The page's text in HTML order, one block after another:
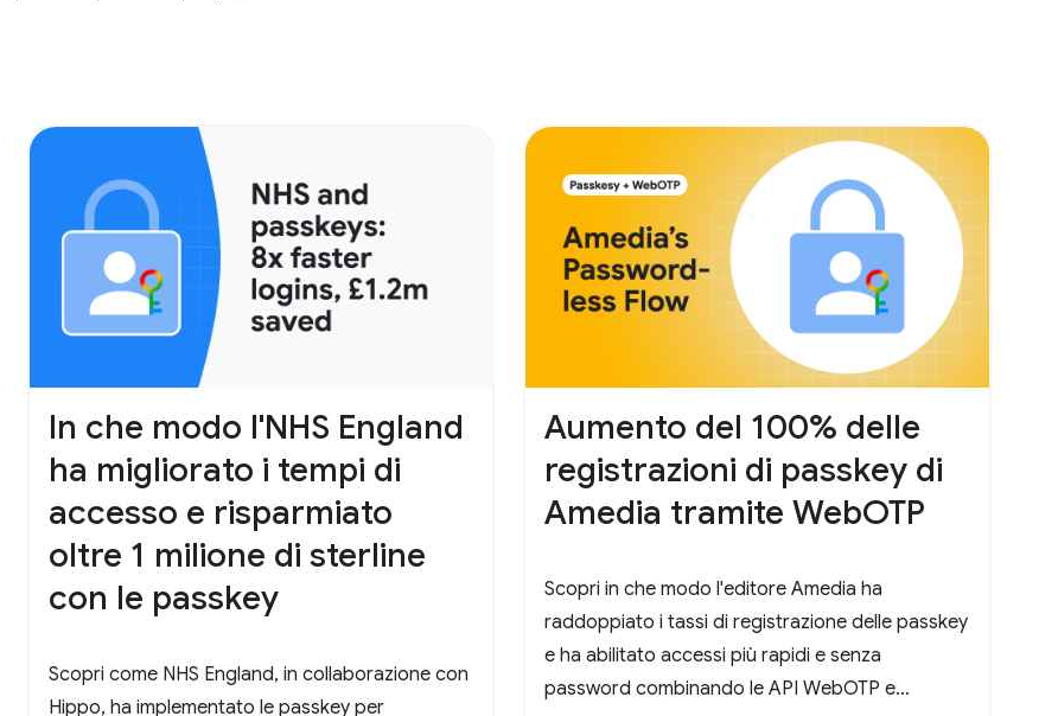
In che modo l'NHS England
ha migliorato i tempi di
accesso e risparmiato
oltre 1 milione di sterline
con le passkey
Scopri come NHS England, in collaborazione con
Hippo, ha implementato le passkey per
Aumento del 100% delle
registrazioni di passkey di
Amedia tramite WebOTP
Scopri in che modo l'editore Amedia ha
raddoppiato i tassi di registrazione delle passkey
e ha abilitato accessi più rapidi e senza
password combinando le API WebOTP e